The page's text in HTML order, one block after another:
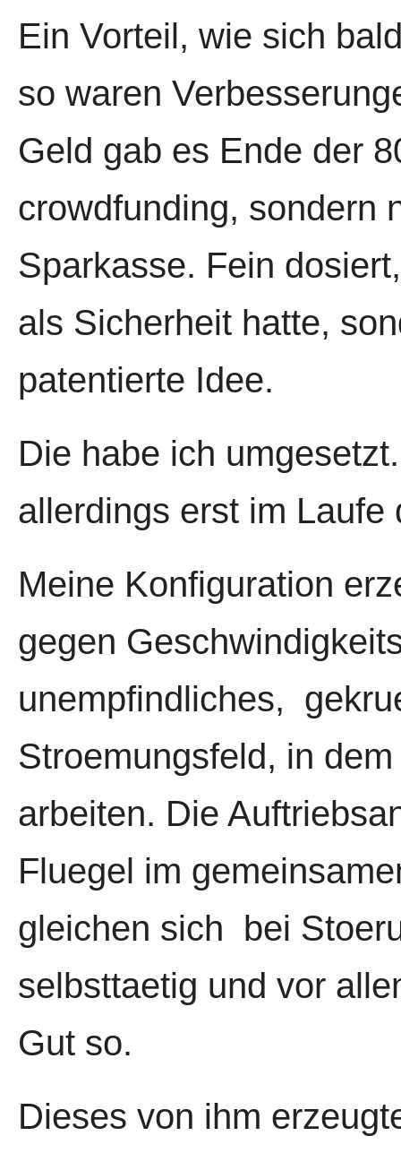
Ein Vorteil, wie sich
so waren
Geld gab es Ende der
crowdfunding, sondern
Sparkasse. Fein
als Sicherheit hatte,
patentierte Idee.
Die habe ich
allerdings erst im Laufe
Meine Konfiguration
gegen
unempfindliches,
Stroemungsfeld, in
arbeiten. Die
Fluegel im
gleichen sich bei
selbsttaetig und vor
Gut so.
Dieses von ihm